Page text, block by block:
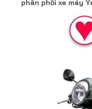
phân phối xe máy